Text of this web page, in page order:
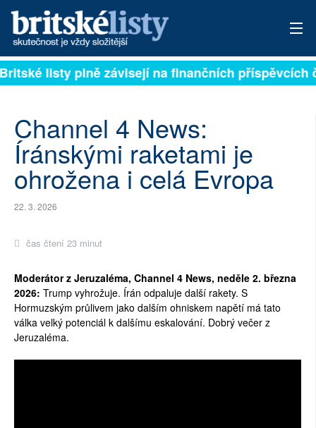
PŘIHLÁSIT
ARCHIV
ROZHOVORY
TÉMATA
PŘÍSPĚVKY NA PROVOZ
SOCIÁLNÍ SÍTĚ
listy plně závisejí na finančních příspěvcích
Channel 4 News:
Íránskými raketami je
ohrožena i celá Evropa
22. 3. 2026
čas čtení 23 minut
Moderátor z Jeruzaléma, Channel 4 News, neděle 2. března
2026: Trump vyhrožuje. Írán odpaluje další rakety. S
Hormuzským průlivem jako dalším ohniskem napětí má tato
válka velký potenciál k dalšímu eskalování. Dobrý večer z
Jeruzaléma.